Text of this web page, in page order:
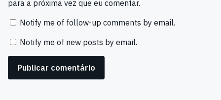
para a próxima vez que eu comentar.
Notify me of follow-up comments by email.
Notify me of new posts by email.